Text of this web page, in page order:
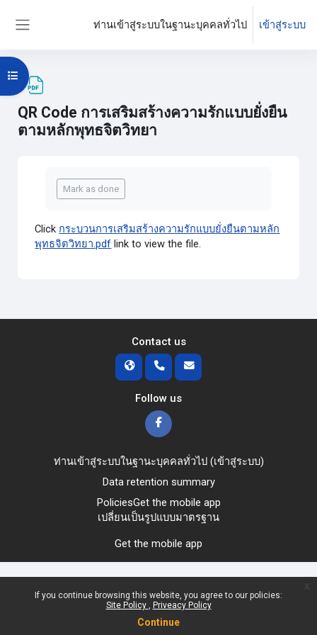
If you continue browsing this website, you agree to our policies:
Site Policy
Priveacy Policy
Continue
ท่านเข้าสู่ระบบในฐานะบุคคลทั่วไป เข้าสู่ระบบ
QR Code การเสริมสร้างความรักแบบยั่งยืน
ตามหลักพุทธจิตวิทยา
Open course index
Mark as done
Click กระบวนการเสริมสร้างความรักแบบยั่งยืนตามหลัก
พุทธจิตวิทยา.pdf link to view the file.
Contact us
Follow us
ท่านเข้าสู่ระบบในฐานะบุคคลทั่วไป (เข้าสู่ระบบ)
Data retention summary
PoliciesGet the mobile app
เปลี่ยนเป็นรูปแบบมาตรฐาน
Get the mobile app